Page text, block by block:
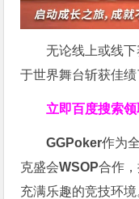
无论线上或线
于世界舞台斩获佳绩
立即百度搜索领
GGPoker作为
克盛会WSOP合作
充满乐趣的竞技环境